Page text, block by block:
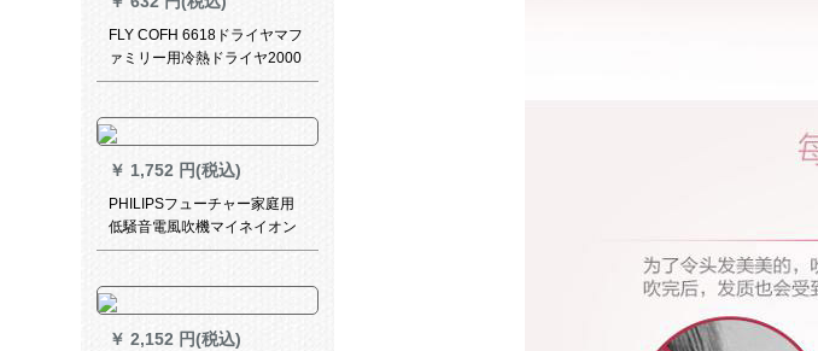
FLY COFH 6618ドライヤマフ
ァミリー用冷熱ドライヤ2000
W大出力マイナーは髪の毛に
備
￥ 1,752 円(税込)
PHILIPSフューチャー家庭用
低騒音電風吹機マイネイオン
大出力ドライヤ-恒温コーデュ
￥ 2,152 円(税込)